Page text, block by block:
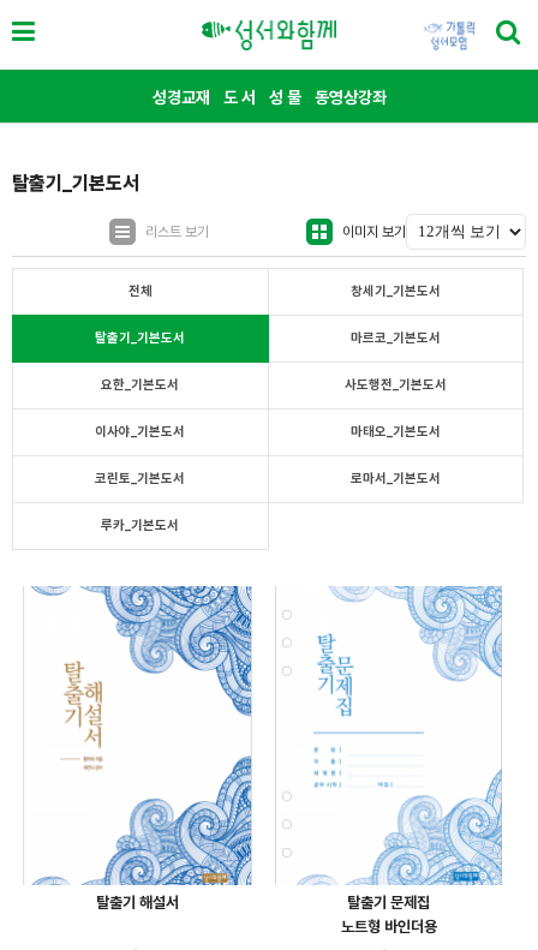
성경교재 도 서 성 물 동영상강좌
탈출기_기본도서
리스트 보기 이미지 보기
전체 창세기_기본도서
탈출기_기본도서 마르코_기본도서
요한_기본도서 사도행전_기본도서
이사야_기본도서 마태오_기본도서
코린토_기본도서 로마서_기본도서
루카_기본도서
탈출기 해설서
탈출기 문제집
노트형 바인더용